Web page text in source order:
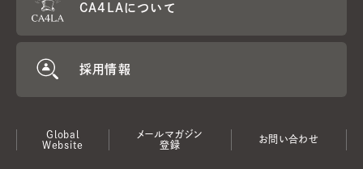
CA4LAについて
採用情報
Global
Website
メールマガジン
登録
お問い合わせ